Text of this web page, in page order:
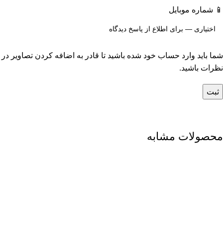
📱 شماره موبایل
شما باید وارد حساب خود شده باشید تا قادر به اضافه کردن تصاویر در
نظرات باشید.
محصولات مشابه